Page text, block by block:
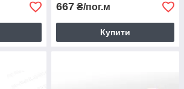
667 ₴/пог.м
Купити